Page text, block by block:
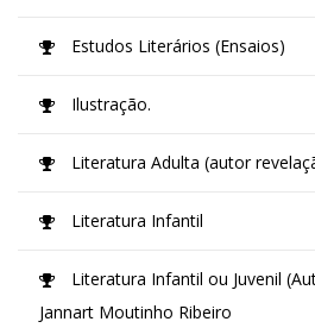
Estudos Literários (Ensaios)
Ilustração.
Literatura Adulta (autor
Literatura Infantil
Literatura Infantil ou Juvenil
Jannart Moutinho Ribeiro